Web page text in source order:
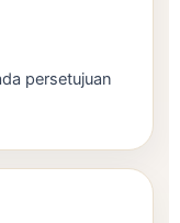
persetujuan